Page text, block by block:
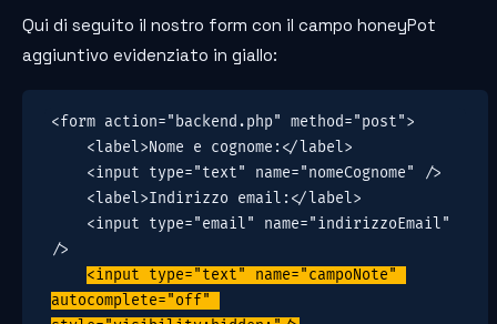
Qui di seguito il nostro form con il campo honeyPot
aggiuntivo evidenziato in giallo:
<form action="backend.php" method="post">
/>
<input type="text" name="campoNote"
autocomplete="off"